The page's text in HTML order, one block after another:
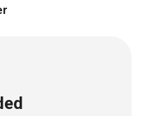
og byttet farge.